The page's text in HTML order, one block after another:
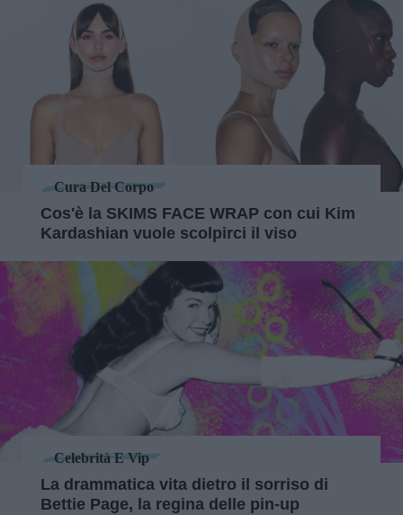
Cura Del Corpo
Cos'è la SKIMS FACE WRAP con cui Kim
Kardashian vuole scolpirci il viso
Celebrità E Vip
La drammatica vita dietro il sorriso di
Bettie Page, la regina delle pin-up